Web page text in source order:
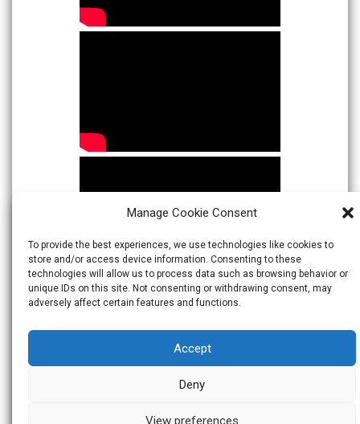
Manage Cookie Consent
To provide the best experiences, we use technologies like cookies to
store and/or access device information. Consenting to these
technologies will allow us to process data such as browsing behavior or
unique IDs on this site. Not consenting or withdrawing consent, may
adversely affect certain features and functions.
Accept
Deny
View preferences